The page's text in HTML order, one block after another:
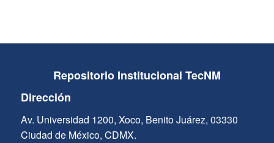
Repositorio Institucional TecNM
Dirección
Av. Universidad 1200, Xoco, Benito Juárez, 03330
Ciudad de México, CDMX.